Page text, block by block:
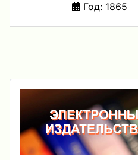
Год: 1865